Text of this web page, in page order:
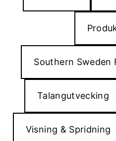
Southern Sweden
Talangutvecking
Visning & Spridning